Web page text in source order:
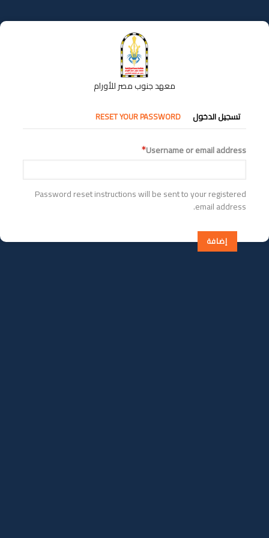
إلى
المحتوى
معهد جنوب مصر للأورام
التبويبات
الأساسية
تسجيل الدخول RESET YOUR PASSWORD
Username or email address
Password reset instructions will be sent to your registered
email address.